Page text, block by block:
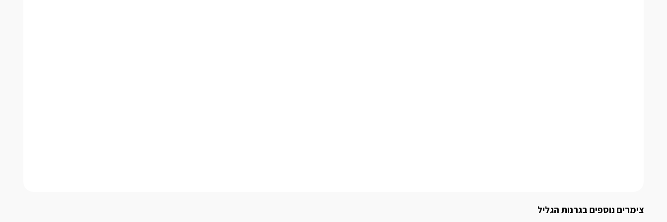
צימרים נוספים בגרנות הגליל